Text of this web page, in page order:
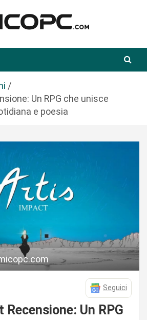
Un RPG che unisce
e poesia
Seguici
Un RPG